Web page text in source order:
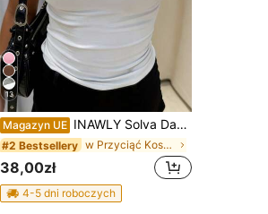
13
Magazyn UE INAWLY Solva Damska, swobodna, jednokolorowa, minimalistyczna koszulka z dekoltem w serek i krótkim rękawem
#2 Bestsellery w Przyciąć Koszulki casualowe
38,00zł
4-5 dni roboczych